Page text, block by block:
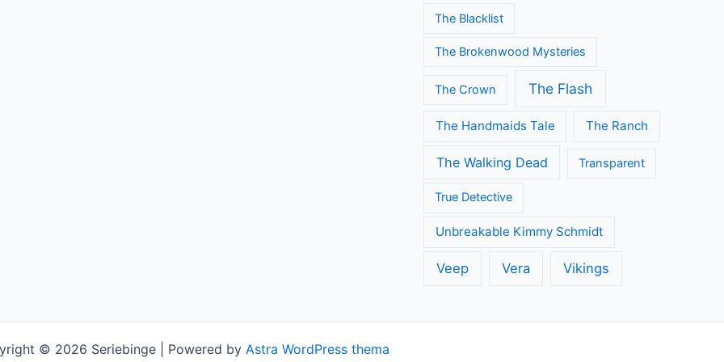
The Blacklist
The Brokenwood Mysteries
The Crown The Flash
The Handmaids Tale The Ranch
The Walking Dead Transparent
True Detective
Unbreakable Kimmy Schmidt
Veep Vera Vikings
© 2026 Seriebinge | Powered by Astra WordPress thema